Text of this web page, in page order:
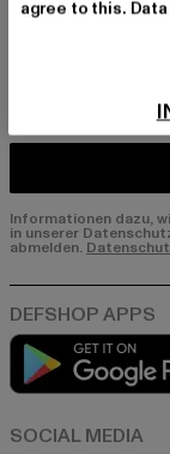
MÄNNER
Informationen dazu,
in unserer
abmelden.
agree to this.